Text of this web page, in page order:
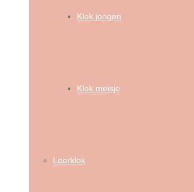
Klok jongen
Klok meisje
Leerklok